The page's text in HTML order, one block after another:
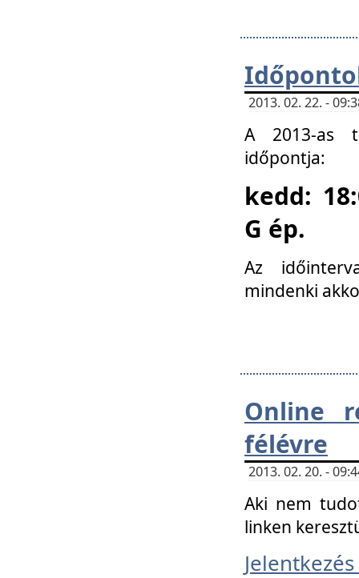
2013. 02. 22. -
A 2013-as
időpontja:
kedd:
G ép.
Az
mindenki
Online
félévre
2013. 02. 20. -
Aki nem
linken
Jelentkezés